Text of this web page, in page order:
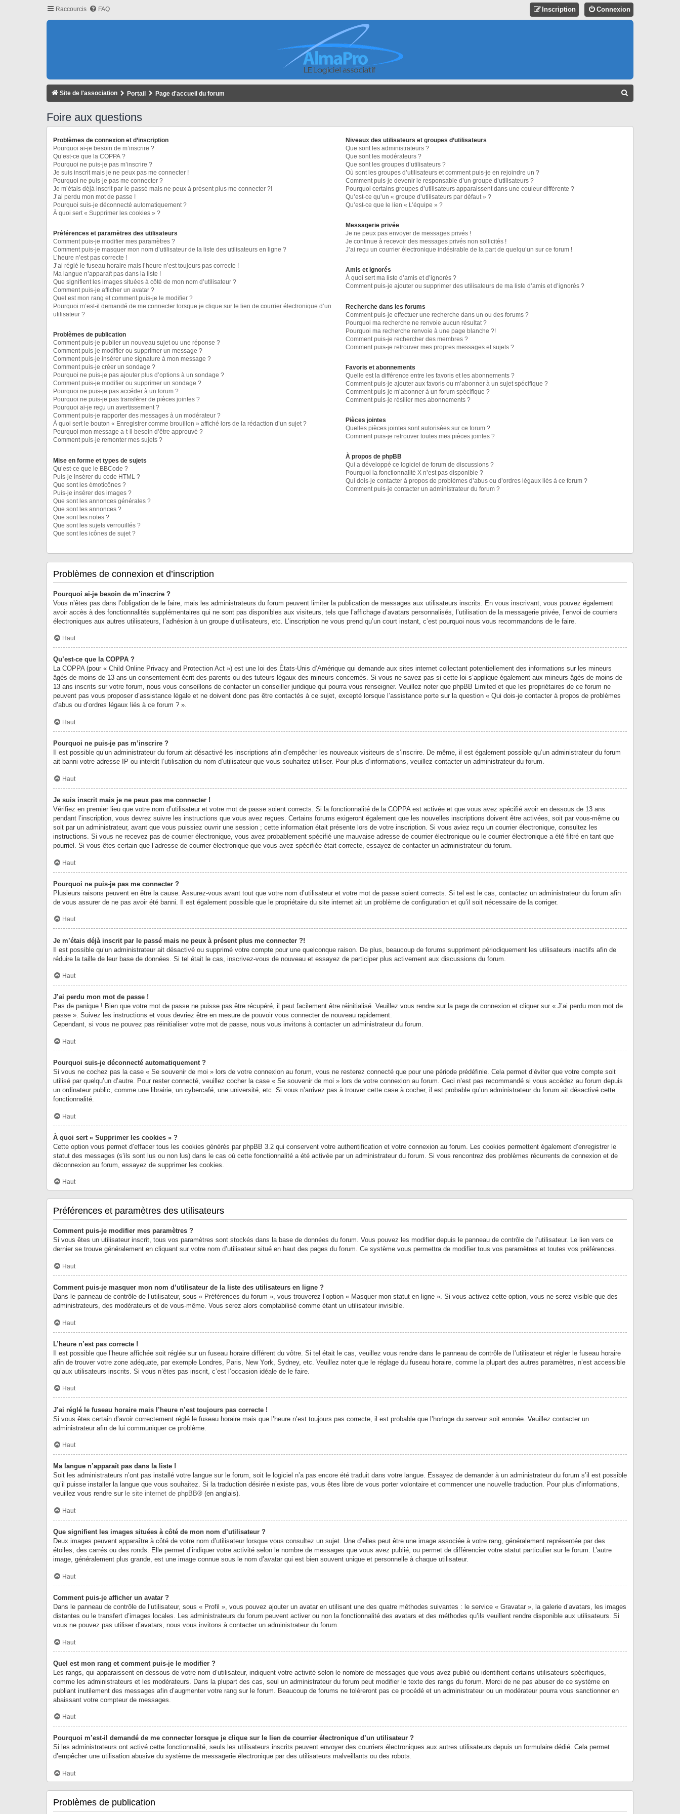
Raccourcis FAQ Connexion
Inscription
Site de l'association Portail Page d'accueil du forum
Foire aux questions
Problèmes de connexion et d’inscription
Pourquoi ai-je besoin de m’inscrire ?
Qu’est-ce que la COPPA ?
Pourquoi ne puis-je pas m’inscrire ?
Je suis inscrit mais je ne peux pas me connecter !
Pourquoi ne puis-je pas me connecter ?
Je m’étais déjà inscrit par le passé mais ne peux à présent plus me connecter ?!
J’ai perdu mon mot de passe !
Pourquoi suis-je déconnecté automatiquement ?
À quoi sert « Supprimer les cookies » ?
Préférences et paramètres des utilisateurs
Comment puis-je modifier mes paramètres ?
Comment puis-je masquer mon nom d’utilisateur de la liste des utilisateurs en ligne ?
L’heure n’est pas correcte !
J’ai réglé le fuseau horaire mais l’heure n’est toujours pas correcte !
Ma langue n’apparaît pas dans la liste !
Que signifient les images situées à côté de mon nom d’utilisateur ?
Comment puis-je afficher un avatar ?
Quel est mon rang et comment puis-je le modifier ?
Pourquoi m’est-il demandé de me connecter lorsque je clique sur le lien de courrier électronique d’un
utilisateur ?
Problèmes de publication
Comment puis-je publier un nouveau sujet ou une réponse ?
Comment puis-je modifier ou supprimer un message ?
Comment puis-je insérer une signature à mon message ?
Comment puis-je créer un sondage ?
Pourquoi ne puis-je pas ajouter plus d’options à un sondage ?
Comment puis-je modifier ou supprimer un sondage ?
Pourquoi ne puis-je pas accéder à un forum ?
Pourquoi ne puis-je pas transférer de pièces jointes ?
Pourquoi ai-je reçu un avertissement ?
Comment puis-je rapporter des messages à un modérateur ?
À quoi sert le bouton « Enregistrer comme brouillon » affiché lors de la rédaction d’un sujet ?
Pourquoi mon message a-t-il besoin d’être approuvé ?
Comment puis-je remonter mes sujets ?
Mise en forme et types de sujets
Qu’est-ce que le BBCode ?
Puis-je insérer du code HTML ?
Que sont les émoticônes ?
Puis-je insérer des images ?
Que sont les annonces générales ?
Que sont les annonces ?
Que sont les notes ?
Que sont les sujets verrouillés ?
Que sont les icônes de sujet ?
Niveaux des utilisateurs et groupes d’utilisateurs
Que sont les administrateurs ?
Que sont les modérateurs ?
Que sont les groupes d’utilisateurs ?
Où sont les groupes d’utilisateurs et comment puis-je en rejoindre un ?
Comment puis-je devenir le responsable d’un groupe d’utilisateurs ?
Pourquoi certains groupes d’utilisateurs apparaissent dans une couleur différente ?
Qu’est-ce qu’un « groupe d’utilisateurs par défaut » ?
Qu’est-ce que le lien « L’équipe » ?
Messagerie privée
Je ne peux pas envoyer de messages privés !
Je continue à recevoir des messages privés non sollicités !
J’ai reçu un courrier électronique indésirable de la part de quelqu’un sur ce forum !
Amis et ignorés
À quoi sert ma liste d’amis et d’ignorés ?
Comment puis-je ajouter ou supprimer des utilisateurs de ma liste d’amis et d’ignorés ?
Recherche dans les forums
Comment puis-je effectuer une recherche dans un ou des forums ?
Pourquoi ma recherche ne renvoie aucun résultat ?
Pourquoi ma recherche renvoie à une page blanche ?!
Comment puis-je rechercher des membres ?
Comment puis-je retrouver mes propres messages et sujets ?
Favoris et abonnements
Quelle est la différence entre les favoris et les abonnements ?
Comment puis-je ajouter aux favoris ou m’abonner à un sujet spécifique ?
Comment puis-je m’abonner à un forum spécifique ?
Comment puis-je résilier mes abonnements ?
Pièces jointes
Quelles pièces jointes sont autorisées sur ce forum ?
Comment puis-je retrouver toutes mes pièces jointes ?
À propos de phpBB
Qui a développé ce logiciel de forum de discussions ?
Pourquoi la fonctionnalité X n’est pas disponible ?
Qui dois-je contacter à propos de problèmes d’abus ou d’ordres légaux liés à ce forum ?
Comment puis-je contacter un administrateur du forum ?
Problèmes de connexion et d’inscription
Pourquoi ai-je besoin de m’inscrire ?
Vous n’êtes pas dans l’obligation de le faire, mais les administrateurs du forum peuvent limiter la publication de messages aux utilisateurs inscrits. En vous inscrivant, vous pouvez également
avoir accès à des fonctionnalités supplémentaires qui ne sont pas disponibles aux visiteurs, tels que l’affichage d’avatars personnalisés, l’utilisation de la messagerie privée, l’envoi de courriers
électroniques aux autres utilisateurs, l’adhésion à un groupe d’utilisateurs, etc. L’inscription ne vous prend qu’un court instant, c’est pourquoi nous vous recommandons de le faire.
Haut
Qu’est-ce que la COPPA ?
La COPPA (pour « Child Online Privacy and Protection Act ») est une loi des États-Unis d’Amérique qui demande aux sites internet collectant potentiellement des informations sur les mineurs
âgés de moins de 13 ans un consentement écrit des parents ou des tuteurs légaux des mineurs concernés. Si vous ne savez pas si cette loi s’applique également aux mineurs âgés de moins de
13 ans inscrits sur votre forum, nous vous conseillons de contacter un conseiller juridique qui pourra vous renseigner. Veuillez noter que phpBB Limited et que les propriétaires de ce forum ne
peuvent pas vous proposer d’assistance légale et ne doivent donc pas être contactés à ce sujet, excepté lorsque l’assistance porte sur la question « Qui dois-je contacter à propos de problèmes
d’abus ou d’ordres légaux liés à ce forum ? ».
Haut
Pourquoi ne puis-je pas m’inscrire ?
Il est possible qu’un administrateur du forum ait désactivé les inscriptions afin d’empêcher les nouveaux visiteurs de s’inscrire. De même, il est également possible qu’un administrateur du forum
ait banni votre adresse IP ou interdit l’utilisation du nom d’utilisateur que vous souhaitez utiliser. Pour plus d’informations, veuillez contacter un administrateur du forum.
Haut
Je suis inscrit mais je ne peux pas me connecter !
Vérifiez en premier lieu que votre nom d’utilisateur et votre mot de passe soient corrects. Si la fonctionnalité de la COPPA est activée et que vous avez spécifié avoir en dessous de 13 ans
pendant l’inscription, vous devrez suivre les instructions que vous avez reçues. Certains forums exigeront également que les nouvelles inscriptions doivent être activées, soit par vous-même ou
soit par un administrateur, avant que vous puissiez ouvrir une session ; cette information était présente lors de votre inscription. Si vous aviez reçu un courrier électronique, consultez les
instructions. Si vous ne recevez pas de courrier électronique, vous avez probablement spécifié une mauvaise adresse de courrier électronique ou le courrier électronique a été filtré en tant que
pourriel. Si vous êtes certain que l’adresse de courrier électronique que vous avez spécifiée était correcte, essayez de contacter un administrateur du forum.
Haut
Pourquoi ne puis-je pas me connecter ?
Plusieurs raisons peuvent en être la cause. Assurez-vous avant tout que votre nom d’utilisateur et votre mot de passe soient corrects. Si tel est le cas, contactez un administrateur du forum afin
de vous assurer de ne pas avoir été banni. Il est également possible que le propriétaire du site internet ait un problème de configuration et qu’il soit nécessaire de la corriger.
Haut
Je m’étais déjà inscrit par le passé mais ne peux à présent plus me connecter ?!
Il est possible qu’un administrateur ait désactivé ou supprimé votre compte pour une quelconque raison. De plus, beaucoup de forums suppriment périodiquement les utilisateurs inactifs afin de
réduire la taille de leur base de données. Si tel était le cas, inscrivez-vous de nouveau et essayez de participer plus activement aux discussions du forum.
Haut
J’ai perdu mon mot de passe !
Pas de panique ! Bien que votre mot de passe ne puisse pas être récupéré, il peut facilement être réinitialisé. Veuillez vous rendre sur la page de connexion et cliquer sur « J’ai perdu mon mot de
passe ». Suivez les instructions et vous devriez être en mesure de pouvoir vous connecter de nouveau rapidement.
Cependant, si vous ne pouvez pas réinitialiser votre mot de passe, nous vous invitons à contacter un administrateur du forum.
Haut
Pourquoi suis-je déconnecté automatiquement ?
Si vous ne cochez pas la case « Se souvenir de moi » lors de votre connexion au forum, vous ne resterez connecté que pour une période prédéfinie. Cela permet d’éviter que votre compte soit
utilisé par quelqu’un d’autre. Pour rester connecté, veuillez cocher la case « Se souvenir de moi » lors de votre connexion au forum. Ceci n’est pas recommandé si vous accédez au forum depuis
un ordinateur public, comme une librairie, un cybercafé, une université, etc. Si vous n’arrivez pas à trouver cette case à cocher, il est probable qu’un administrateur du forum ait désactivé cette
fonctionnalité.
Haut
À quoi sert « Supprimer les cookies » ?
Cette option vous permet d’effacer tous les cookies générés par phpBB 3.2 qui conservent votre authentification et votre connexion au forum. Les cookies permettent également d’enregistrer le
statut des messages (s’ils sont lus ou non lus) dans le cas où cette fonctionnalité a été activée par un administrateur du forum. Si vous rencontrez des problèmes récurrents de connexion et de
déconnexion au forum, essayez de supprimer les cookies.
Haut
Préférences et paramètres des utilisateurs
Comment puis-je modifier mes paramètres ?
Si vous êtes un utilisateur inscrit, tous vos paramètres sont stockés dans la base de données du forum. Vous pouvez les modifier depuis le panneau de contrôle de l’utilisateur. Le lien vers ce
dernier se trouve généralement en cliquant sur votre nom d’utilisateur situé en haut des pages du forum. Ce système vous permettra de modifier tous vos paramètres et toutes vos préférences.
Haut
Comment puis-je masquer mon nom d’utilisateur de la liste des utilisateurs en ligne ?
Dans le panneau de contrôle de l’utilisateur, sous « Préférences du forum », vous trouverez l’option « Masquer mon statut en ligne ». Si vous activez cette option, vous ne serez visible que des
administrateurs, des modérateurs et de vous-même. Vous serez alors comptabilisé comme étant un utilisateur invisible.
Haut
L’heure n’est pas correcte !
Il est possible que l’heure affichée soit réglée sur un fuseau horaire différent du vôtre. Si tel était le cas, veuillez vous rendre dans le panneau de contrôle de l’utilisateur et régler le fuseau horaire
afin de trouver votre zone adéquate, par exemple Londres, Paris, New York, Sydney, etc. Veuillez noter que le réglage du fuseau horaire, comme la plupart des autres paramètres, n’est accessible
qu’aux utilisateurs inscrits. Si vous n’êtes pas inscrit, c’est l’occasion idéale de le faire.
Haut
J’ai réglé le fuseau horaire mais l’heure n’est toujours pas correcte !
Si vous êtes certain d’avoir correctement réglé le fuseau horaire mais que l’heure n’est toujours pas correcte, il est probable que l’horloge du serveur soit erronée. Veuillez contacter un
administrateur afin de lui communiquer ce problème.
Haut
Ma langue n’apparaît pas dans la liste !
Soit les administrateurs n’ont pas installé votre langue sur le forum, soit le logiciel n’a pas encore été traduit dans votre langue. Essayez de demander à un administrateur du forum s’il est possible
qu’il puisse installer la langue que vous souhaitez. Si la traduction désirée n’existe pas, vous êtes libre de vous porter volontaire et commencer une nouvelle traduction. Pour plus d’informations,
veuillez vous rendre sur le site internet de phpBB® (en anglais).
Haut
Que signifient les images situées à côté de mon nom d’utilisateur ?
Deux images peuvent apparaître à côté de votre nom d’utilisateur lorsque vous consultez un sujet. Une d’elles peut être une image associée à votre rang, généralement représentée par des
étoiles, des carrés ou des ronds. Elle permet d’indiquer votre activité selon le nombre de messages que vous avez publié, ou permet de différencier votre statut particulier sur le forum. L’autre
image, généralement plus grande, est une image connue sous le nom d’avatar qui est bien souvent unique et personnelle à chaque utilisateur.
Haut
Comment puis-je afficher un avatar ?
Dans le panneau de contrôle de l’utilisateur, sous « Profil », vous pouvez ajouter un avatar en utilisant une des quatre méthodes suivantes : le service « Gravatar », la galerie d’avatars, les images
distantes ou le transfert d’images locales. Les administrateurs du forum peuvent activer ou non la fonctionnalité des avatars et des méthodes qu’ils veuillent rendre disponible aux utilisateurs. Si
vous ne pouvez pas utiliser d’avatars, nous vous invitons à contacter un administrateur du forum.
Haut
Quel est mon rang et comment puis-je le modifier ?
Les rangs, qui apparaissent en dessous de votre nom d’utilisateur, indiquent votre activité selon le nombre de messages que vous avez publié ou identifient certains utilisateurs spécifiques,
comme les administrateurs et les modérateurs. Dans la plupart des cas, seul un administrateur du forum peut modifier le texte des rangs du forum. Merci de ne pas abuser de ce système en
publiant inutilement des messages afin d’augmenter votre rang sur le forum. Beaucoup de forums ne toléreront pas ce procédé et un administrateur ou un modérateur pourra vous sanctionner en
abaissant votre compteur de messages.
Haut
Pourquoi m’est-il demandé de me connecter lorsque je clique sur le lien de courrier électronique d’un utilisateur ?
Si les administrateurs ont activé cette fonctionnalité, seuls les utilisateurs inscrits peuvent envoyer des courriers électroniques aux autres utilisateurs depuis un formulaire dédié. Cela permet
d’empêcher une utilisation abusive du système de messagerie électronique par des utilisateurs malveillants ou des robots.
Haut
Problèmes de publication